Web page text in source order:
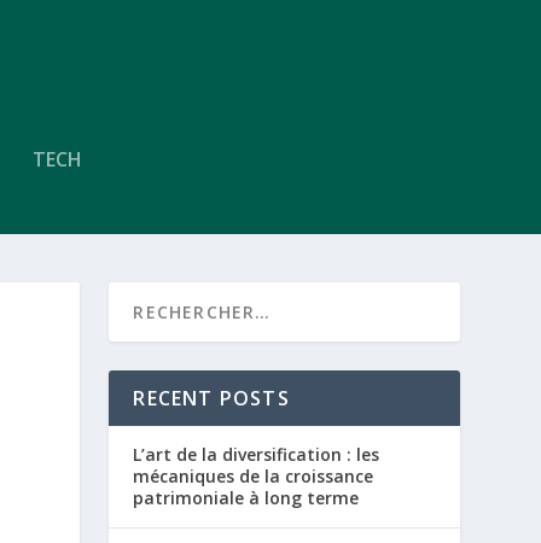
TECH
RECENT POSTS
L’art de la diversification : les
mécaniques de la croissance
patrimoniale à long terme